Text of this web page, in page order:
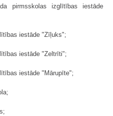
pirmsskolas izglītības iestāde
iestāde "Zīļuks";
iestāde "Zeltrīti";
iestāde "Mārupīte";